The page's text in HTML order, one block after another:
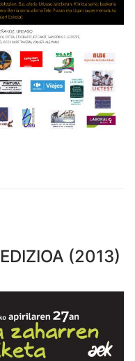
(2013)